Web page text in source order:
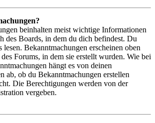
beinhalten meist wichtige Informationen
des Boards, in dem du dich befindest. Du
lesen. Bekanntmachungen erscheinen oben
Forums, in dem sie erstellt wurden. Wie bei
hängt es von deinen
ab, ob du Bekanntmachungen erstellen
Die Berechtigungen werden von der
vergeben.